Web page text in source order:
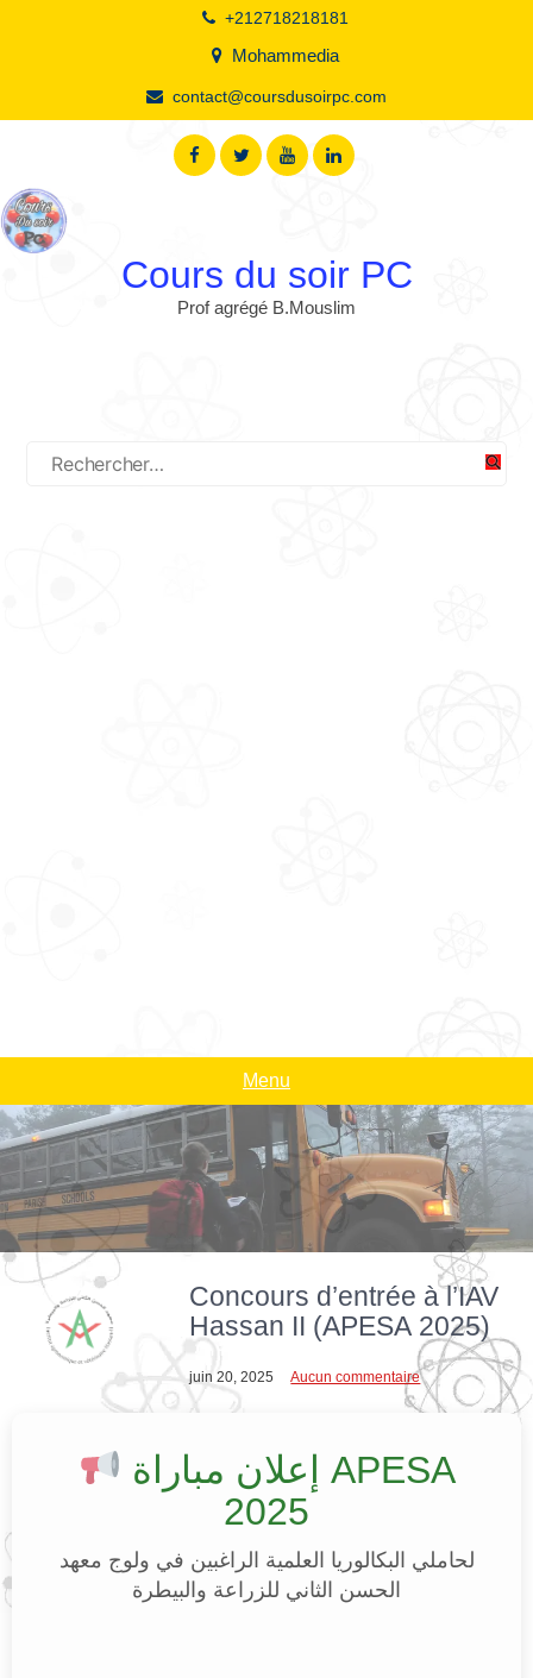
+212718218181
Mohammedia
contact@coursdusoirpc.com
Cours du soir PC
Prof agrégé B.Mouslim
Menu
Concours d’entrée à l’IAV
Hassan II (APESA 2025)
juin 20, 2025 Aucun commentaire
2025
لحاملي البكالوريا العلمية الراغبين في ولوج معهد
الحسن الثاني للزراعة والبيطرة